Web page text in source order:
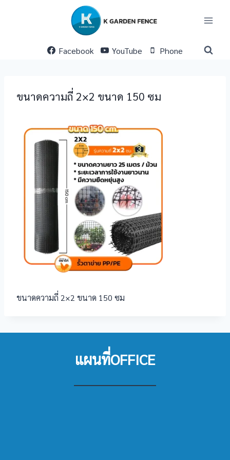
Facebook
YouTube Phone
ขนาดความถี่ 2×2 ขนาด 150 ซม
ขนาดความถี่ 2×2 ขนาด 150 ซม
แผนที่OFFICE